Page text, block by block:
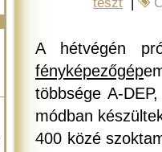
A hétvégén
fényképezőgép
többsége A-
módban
400 közé